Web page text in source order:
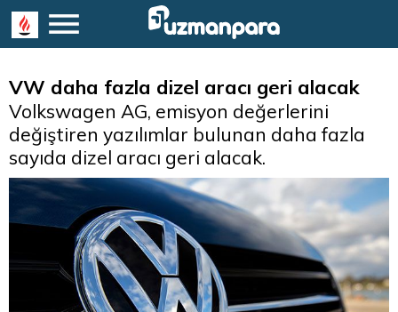
VW daha fazla dizel aracı geri alacak
Volkswagen AG, emisyon değerlerini
değiştiren yazılımlar bulunan daha fazla
sayıda dizel aracı geri alacak.